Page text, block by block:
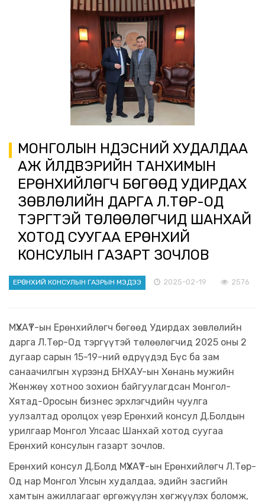
МОНГОЛЫН ҮНДЭСНИЙ ХУДАЛДАА
АЖ ҮЙЛДВЭРИЙН ТАНХИМЫН
ЕРӨНХИЙЛӨГЧ БӨГӨӨД УДИРДАХ
ЗӨВЛӨЛИЙН ДАРГА Л.ТӨР-ОД
ТЭРГҮҮТЭЙ ТӨЛӨӨЛӨГЧИД ШАНХАЙ
ХОТОД СУУГАА ЕРӨНХИЙ
КОНСУЛЫН ГАЗАРТ ЗОЧЛОВ
ЕРӨНХИЙ КОНСУЛЫН ГАЗРЫН МЭДЭЭ 2025-02-19 2576
МҮХАҮТ-ын Ерөнхийлөгч бөгөөд Удирдах зөвлөлийн
дарга Л.Төр-Од тэргүүтэй төлөөлөгчид 2025 оны 2
дугаар сарын 15-19-ний өдрүүдэд Бүс ба зам
санаачилгын хүрээнд БНХАУ-ын Хөнань мужийн
Жөнжөү хотноо зохион байгуулагдсан Монгол-
Хятад-Оросын бизнес эрхлэгчдийн чуулга
уулзалтад оролцох үеэр Ерөнхий консул Д.Болдын
урилгаар Монгол Улсаас Шанхай хотод суугаа
Ерөнхий консулын газарт зочлов.
Ерөнхий консул Д.Болд МҮХАҮТ-ын Ерөнхийлөгч Л.Төр-
Од нар Монгол Улсын худалдаа, эдийн засгийн
хамтын ажиллагааг өргөжүүлэн хөгжүүлэх боломж,